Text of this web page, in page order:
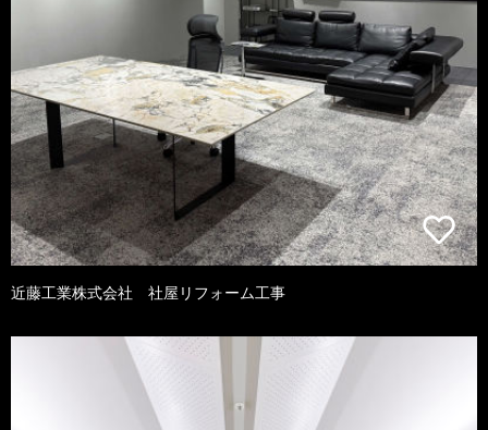
近藤工業株式会社 社屋リフォーム工事